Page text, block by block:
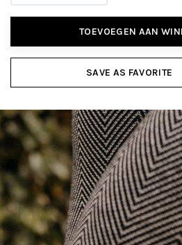
TOEVOEGEN AAN
SAVE AS FAVORITE